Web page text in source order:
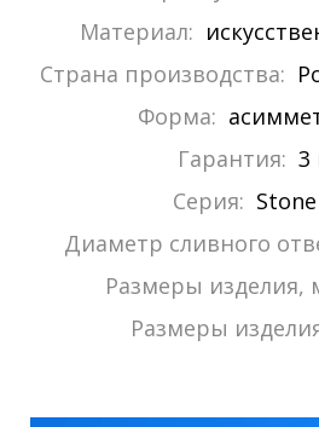
Материал:
Страна производства:
Форма:
Гарантия: 3
Серия:
Диаметр сливного
Размеры изделия,
Размеры